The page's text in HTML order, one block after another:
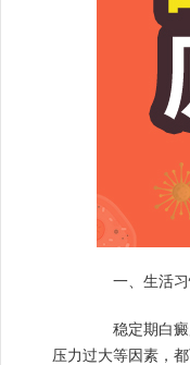
一、生活习
稳定期白癜风
压力过大等因素，